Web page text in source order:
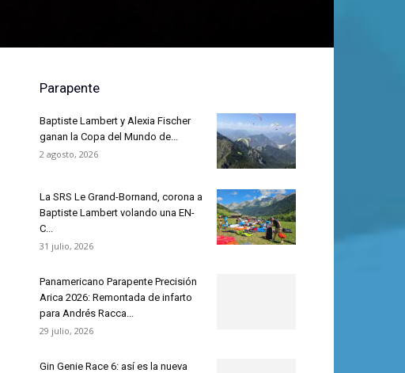
Parapente
Baptiste Lambert y Alexia Fischer
ganan la Copa del Mundo de...
2 agosto, 2026
La SRS Le Grand-Bornand, corona a
Baptiste Lambert volando una EN-
C...
31 julio, 2026
Panamericano Parapente Precisión
Arica 2026: Remontada de infarto
para Andrés Racca...
29 julio, 2026
Gin Genie Race 6: así es la nueva